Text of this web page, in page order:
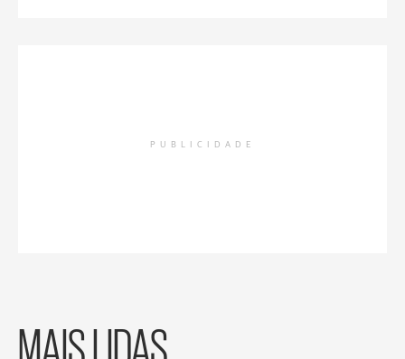
PUBLICIDADE
MAIS LIDAS